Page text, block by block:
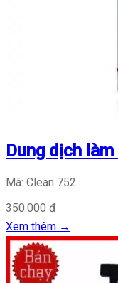
Dung dịch
Mã: Clean 752
350.000 đ
Xem thêm →